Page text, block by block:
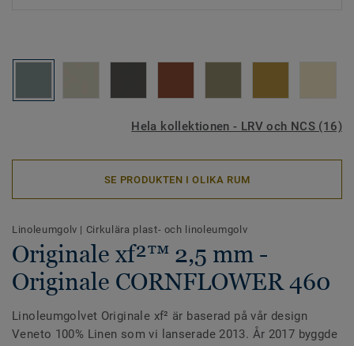
Hela kollektionen - LRV och NCS (16)
SE PRODUKTEN I OLIKA RUM
Linoleumgolv | Cirkulära plast- och linoleumgolv
Originale xf²™ 2,5 mm -
Originale CORNFLOWER 460
Linoleumgolvet Originale xf² är baserad på vår design
Veneto 100% Linen som vi lanserade 2013. År 2017 byggde